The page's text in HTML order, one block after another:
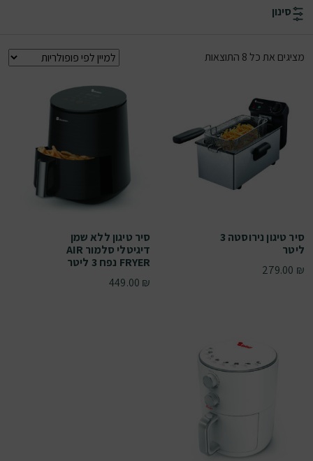
סינון
מציגים את כל ⁦8⁩ התוצאות
סיר טיגון נירוסטה 3
ליטר
279.00 ₪
סיר טיגון ללא שמן
דיגיטלי סלמור AIR
FRYER נפח 3 ליטר
449.00 ₪